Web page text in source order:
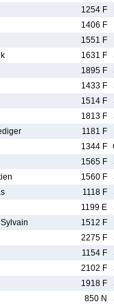
1254 F
1406 F
1551 F
1631 F
1895 F
1433 F
1514 F
1813 F
1181 F
1344 F
1565 F
1560 F
1118 F
1199 E
1512 F
2275 F
1154 F
2102 F
1918 F
850 N